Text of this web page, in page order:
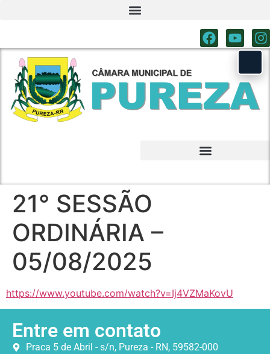
21° SESSÃO
ORDINÁRIA –
05/08/2025
https://www.youtube.com/watch?v=Ij4VZMaKovU
Entre em contato
Praca 5 de Abril - s/n, Pureza - RN, 59582-000